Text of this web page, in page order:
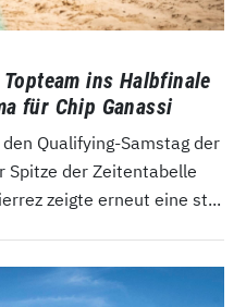
ins Halbfinale
für Chip Ganassi
Qualifying-Samstag der
Spitze der Zeitentabelle
zeigte erneut eine st...